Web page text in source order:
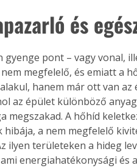
és
gyenge pont – vagy vonal,
megfelelő, és emiatt a
hanem már ott van
az épület különböző
megszakad. A hőhíd
hibája, a nem megfelelő
ilyen területeken a hideg
energiahatékonysági